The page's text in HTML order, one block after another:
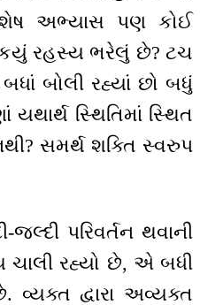
અભ્યાસ પણ કોઈ
કયું રહસ્ય ભરેલું છે? ટચ
બોલી રહ્યાં છો બધું
સ્થિતિમાં સ્થિત
સમર્થ શક્તિ સ્વરુપ
જલ્દી પરિવર્તન થવાની
રહ્યો છે, એ બધી
વ્યક્ત દ્વારા અવ્યક્ત